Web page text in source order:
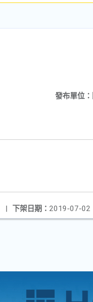
發布單位：
下架日期： 2019-07-02
|